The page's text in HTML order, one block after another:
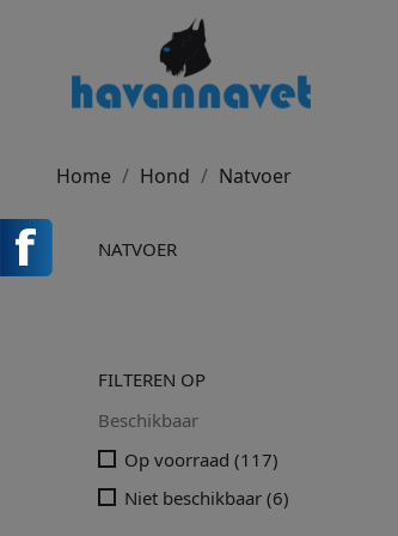
Home Hond Natvoer
NATVOER
FILTEREN OP
Beschikbaar
Op voorraad (117)
Niet beschikbaar (6)